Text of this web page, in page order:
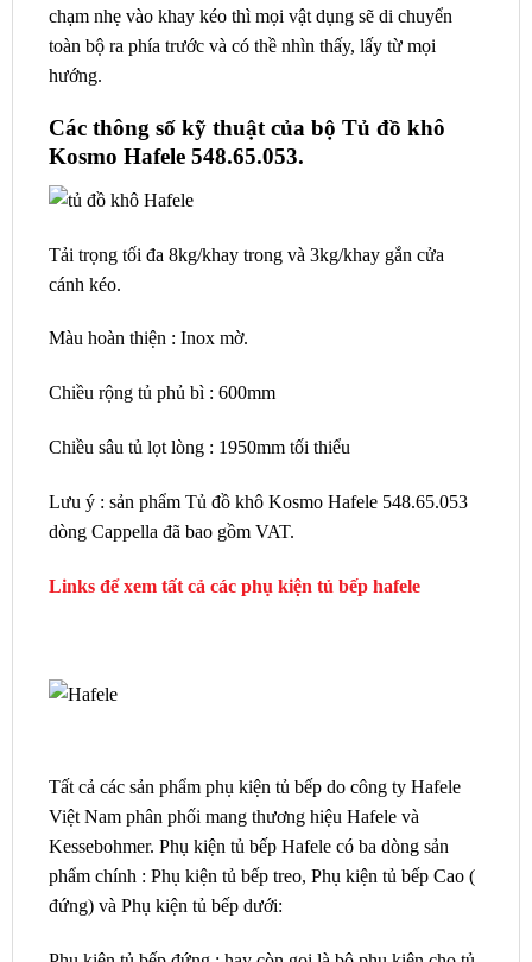
chạm nhẹ vào khay kéo thì mọi vật dụng sẽ di chuyển
toàn bộ ra phía trước và có thề nhìn thấy, lấy từ mọi
hướng.
Các thông số kỹ thuật của bộ Tủ đồ khô
Kosmo Hafele 548.65.053.
Tải trọng tối đa 8kg/khay trong và 3kg/khay gắn cửa
cánh kéo.
Màu hoàn thiện : Inox mờ.
Chiều rộng tủ phủ bì : 600mm
Chiều sâu tủ lọt lòng : 1950mm tối thiểu
Lưu ý : sản phẩm Tủ đồ khô Kosmo Hafele 548.65.053
dòng Cappella đã bao gồm VAT.
Links để xem tất cả các phụ kiện tủ bếp hafele
Tất cả các sản phẩm phụ kiện tủ bếp do công ty Hafele
Việt Nam phân phối mang thương hiệu Hafele và
Kessebohmer. Phụ kiện tủ bếp Hafele có ba dòng sản
phẩm chính : Phụ kiện tủ bếp treo, Phụ kiện tủ bếp Cao (
đứng) và Phụ kiện tủ bếp dưới: